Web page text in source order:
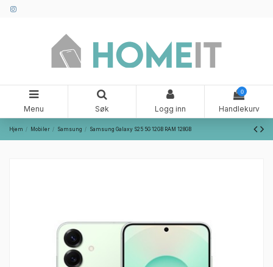
Menu Søk Logg inn
0
Handlekurv
Hjem Mobiler Samsung Samsung Galaxy S25 5G 12GB RAM 128GB